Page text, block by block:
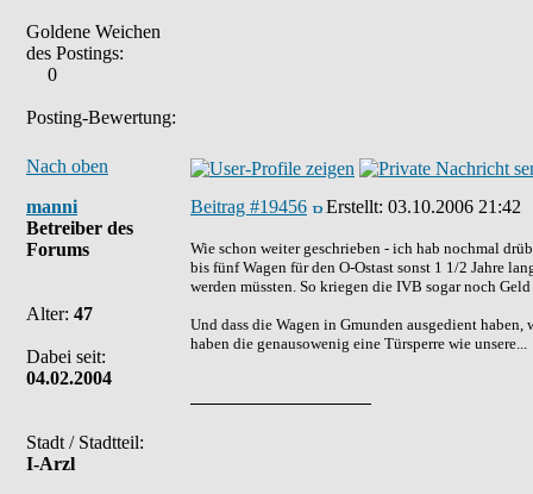
Goldene Weichen
des Postings:
0
Posting-Bewertung:
Nach oben
manni
Betreiber des
Forums
Alter: 47
Dabei seit:
04.02.2004
Stadt / Stadtteil:
I-Arzl
Beitrag #19456 Erstellt: 03.10.2006 21:42
Wie schon weiter geschrieben - ich hab nochmal
bis fünf Wagen für den O-Ostast sonst 1 1/2 Jahre
werden müssten. So kriegen die IVB sogar noch Geld
Und dass die Wagen in Gmunden ausgedient
haben die genausowenig eine Türsperre wie unsere...